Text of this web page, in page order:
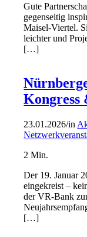
Gute
gegenseitig
Maisel-Viertel.
leichter und
[…]
Kongress
23.01.2026/in
2 Min.
Der 19. Januar
eingekreist –
der VR-Bank
[…]